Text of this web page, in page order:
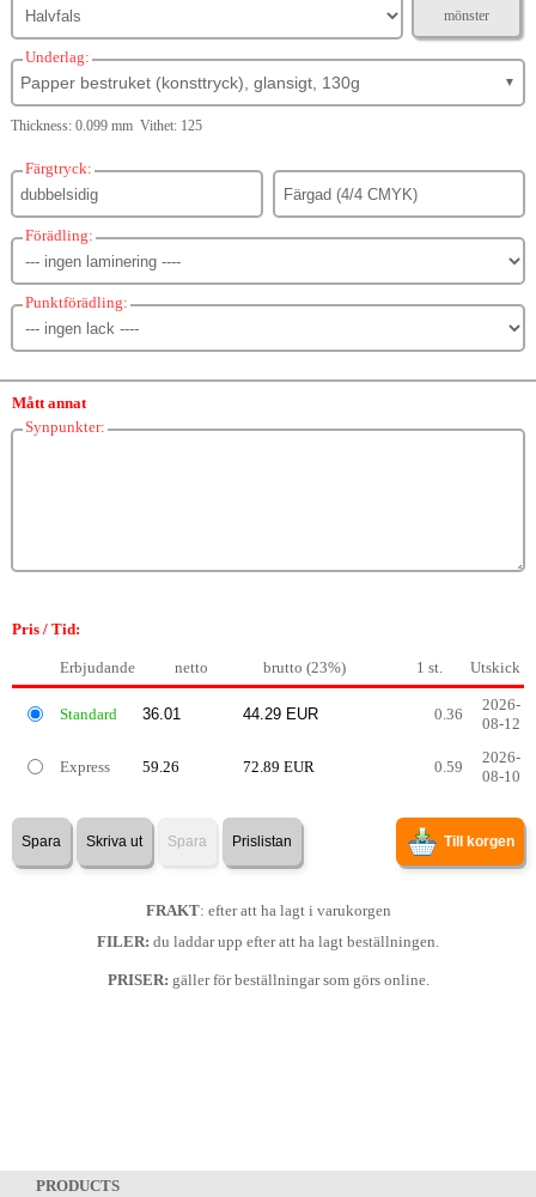
mönster
Underlag:
Papper bestruket (konsttryck), glansigt, 130g ▼
Thickness: 0.099 mm Vithet: 125
Färgtryck:
Förädling:
Punktförädling:
Mått annat
Synpunkter:
Pris / Tid:
Erbjudande netto brutto (23%) 1 st. Utskick
Standard 0.36
2026-
08-12
Express 59.26 72.89 EUR 0.59
2026-
08-10
Spara Skriva ut Spara Prislistan Till korgen
FRAKT: efter att ha lagt i varukorgen
FILER: du laddar upp efter att ha lagt beställningen.
PRISER: gäller för beställningar som görs online.
PRODUCTS